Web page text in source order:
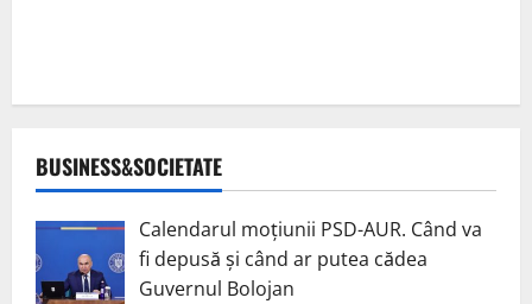
BUSINESS&SOCIETATE
Calendarul moțiunii PSD-AUR. Când va
fi depusă și când ar putea cădea
Guvernul Bolojan